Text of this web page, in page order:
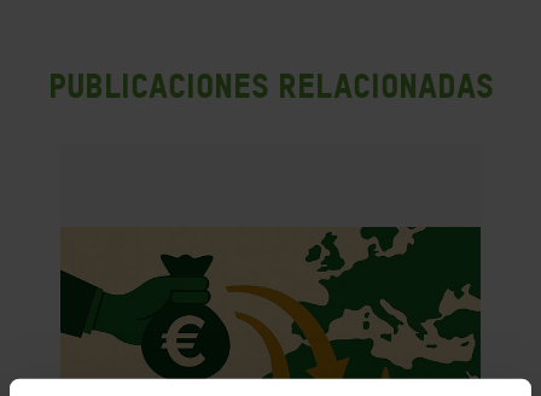
PUBLICACIONES RELACIONADAS